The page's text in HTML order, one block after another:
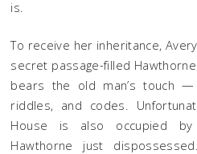
is.
To receive her inheritance,
secret passage-filled
bears the old man’s touch
riddles, and codes.
House is also occupied
Hawthorne just